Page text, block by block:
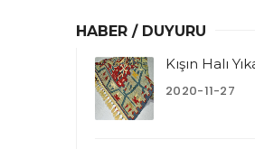
HABER / DUYURU
Kışın Halı
2020-11-27